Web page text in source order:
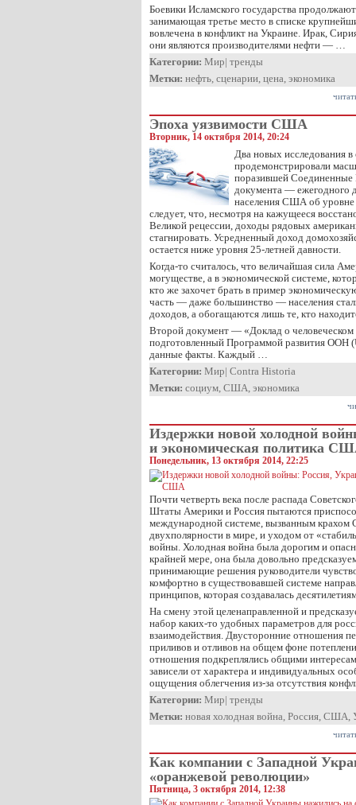
Боевики Исламского государства
занимающая третье место в списке
вовлечена в конфликт на Украине. Ирак,
они являются производителями нефти — …
Категории: Мир| тренды
Метки: нефть, сценарии, цена, экономика
Эпоха уязвимости США
Вторник, 14 октября 2014, 20:24
Два новых исследования в
продемонстрировали
поразившей
документа — ежегодного
населения США об
следует, что, несмотря на кажущееся
Великой рецессии, доходы рядовых
стагнировать. Усредненный доход
остается ниже уровня 25-летней давности.
Когда-то считалось, что величайшая сила
могуществе, а в экономической системе,
кто же захочет брать в пример
часть — даже большинство — населения
доходов, а обогащаются лишь те, кто
Второй документ — «Доклад о человеческом
подготовленный Программой развития ООН
данные факты. Каждый …
Категории: Мир| Contra Historia
Метки: социум, США, экономика
Издержки новой холодной
и экономическая политика
Понедельник, 13 октября 2014, 22:25
Почти четверть века после распада
Штаты Америки и Россия пытаются
международной системе, вызванным крахом
двухполярности в мире, и уходом от
войны. Холодная война была дорогим и
крайней мере, она была довольно
принимающие решения руководители
комфортно в существовавшей системе
принципов, которая создавалась
На смену этой целенаправленной и
набор каких-то удобных параметров для
взаимодействия. Двусторонние отношения
приливов и отливов на общем фоне
отношения подкреплялись общими
зависели от характера и индивидуальных
ощущения облегчения из-за отсутствия
Категории: Мир| тренды
Метки: новая холодная война, Россия, США,
Как компании с Западной
«оранжевой революции»
Пятница, 3 октября 2014, 12:38